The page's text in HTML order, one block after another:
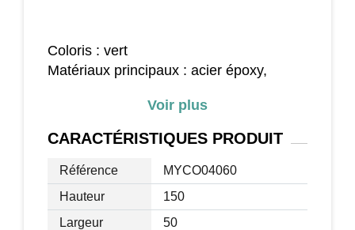
Coloris : vert
Matériaux principaux : acier époxy,
Dim. totales : 100L x 50l x 150H cm
Dim. porte : 80l x 135H cm
Ø châssis tubulaire : 1,9 cm
Accessoires fournis : 4 cordons de
serrage et 4 piquets d'ancrage au sol
Livraison effectuée en un colis
Voir plus
CARACTÉRISTIQUES PRODUIT
Référence
MYCO04060
Hauteur
150
Largeur
50